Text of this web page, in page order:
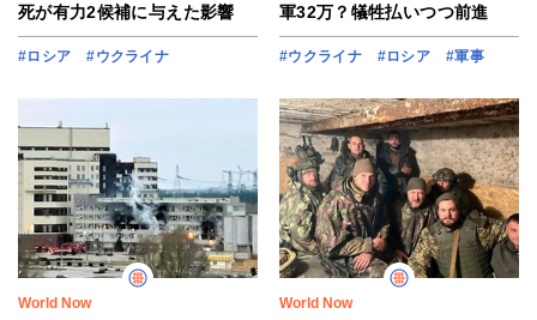
死が有力2候補に与えた影響
#ロシア #ウクライナ
軍32万？犠牲払いつつ前進
#ウクライナ #ロシア #軍事
World Now World Now